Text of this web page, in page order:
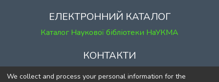
ЕЛЕКТРОННИЙ КАТАЛОГ
Каталог Наукової бібліотеки НаУКМА
КОНТАКТИ
м. Київ, вул. Григорія Сковороди, 2
We collect and process your personal information for the